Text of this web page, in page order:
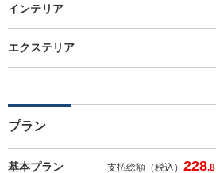
インテリア
エクステリア
プラン
基本プラン 支払総額（税込）228.8